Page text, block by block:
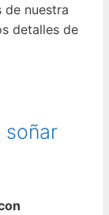
de nuestra
detalles de
soñar